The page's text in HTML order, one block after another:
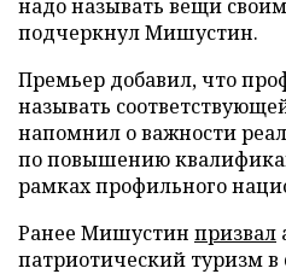
надо называть вещи
подчеркнул Мишустин.
Премьер добавил, что
называть
напомнил о важности
по повышению
рамках профильного
Ранее Мишустин призвал
патриотический туризм в